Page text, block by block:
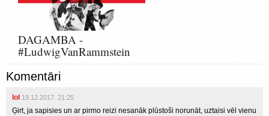
DAGAMBA -
#LudwigVanRammstein
Komentāri
lol 19.12.2017. 21:25
Ģirt, ja sapisies un ar pirmo reizi nesanāk plūstoši norunāt, uztaisi vēl vienu